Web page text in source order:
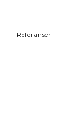
Referanser